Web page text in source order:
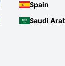
Spain
Saudi